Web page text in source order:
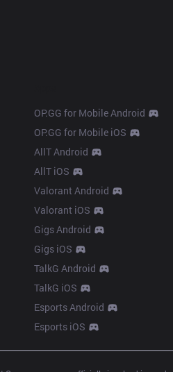
OP.GG for Mobile Android
OP.GG for Mobile iOS
AllT Android
AllT iOS
Valorant Android
Valorant iOS
Gigs Android
Gigs iOS
TalkG Android
TalkG iOS
Esports Android
Esports iOS